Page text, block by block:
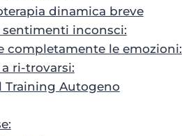
dinamica breve
sentimenti inconsci:
completamente le emozioni:
ri-trovarsi:
Autogeno